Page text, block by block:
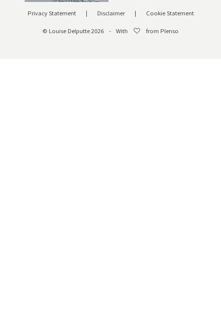
Privacy Statement | Disclaimer | Cookie Statement
© Louise Delputte 2026 - With from Plenso